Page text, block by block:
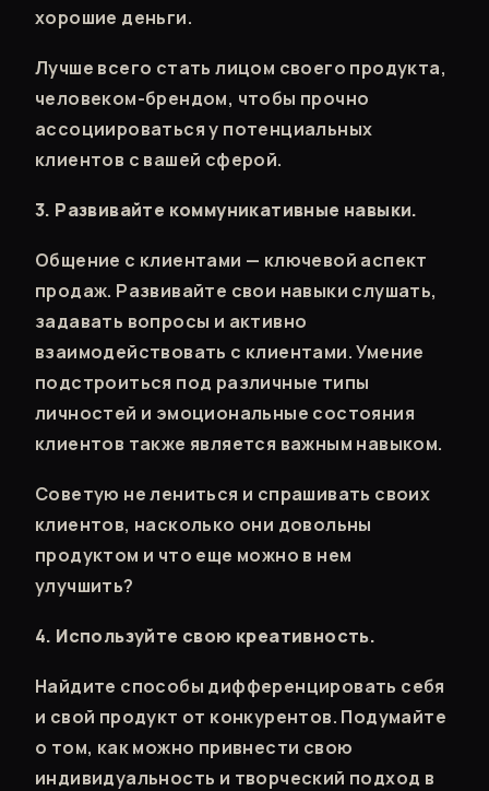
хорошие деньги.
Лучше всего стать лицом своего продукта,
человеком-брендом, чтобы прочно
ассоциироваться у потенциальных
клиентов с вашей сферой.
3. Развивайте коммуникативные навыки.
Общение с клиентами — ключевой аспект
продаж. Развивайте свои навыки слушать,
задавать вопросы и активно
взаимодействовать с клиентами. Умение
подстроиться под различные типы
личностей и эмоциональные состояния
клиентов также является важным навыком.
Советую не лениться и спрашивать своих
клиентов, насколько они довольны
продуктом и что еще можно в нем
улучшить?
4. Используйте свою креативность.
Найдите способы дифференцировать себя
и свой продукт от конкурентов. Подумайте
о том, как можно привнести свою
индивидуальность и творческий подход в